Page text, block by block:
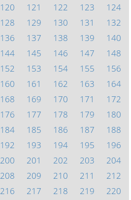
120 121 122 123
124
128 129 130 131
132
136 137 138 139
140
144 145 146 147
148
152 153 154 155
156
160 161 162 163
164
168 169 170 171
172
176 177 178 179
180
184 185 186 187
188
192 193 194 195
196
200 201 202 203
204
208 209 210 211
212
216 217 218 219
220